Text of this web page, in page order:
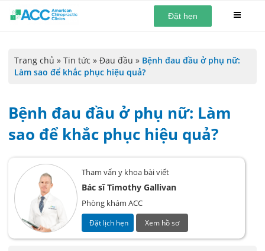
Đặt hẹn
Trang chủ » Tin tức » Đau đầu » Bệnh đau đầu ở phụ nữ:
Làm sao để khắc phục hiệu quả?
Bệnh đau đầu ở phụ nữ: Làm
sao để khắc phục hiệu quả?
Tham vấn y khoa bài viết
Bác sĩ Timothy Gallivan
Phòng khám ACC
Đặt lịch hẹn Xem hồ sơ